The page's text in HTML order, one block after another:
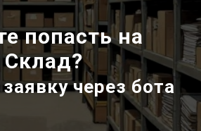
попасть на
Склад?
через бота